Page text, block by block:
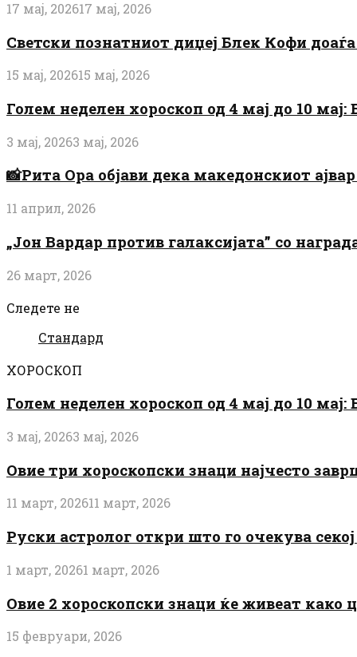
17 мај, 202617 мај, 2026
Светски познатниот диџеј Блек Кофи доаѓа
15 мај, 202615 мај, 2026
Голем неделен хороскоп од 4 мај до 10
3 мај, 20263 мај, 2026
📸Рита Ора објави дека македонскиот
11 април, 2026
„Јон Вардар против галаксијата” со
26 март, 2026
Следете не
Стандард
ХОРОСКОП
Голем неделен хороскоп од 4 мај до 10
3 мај, 20263 мај, 2026
Овие три хороскопски знаци најчесто
11 март, 202611 март, 2026
Руски астролог откри што го очекува
1 март, 20261 март, 2026
Овие 2 хороскопски знаци ќе живеат како
15 февруари, 2026